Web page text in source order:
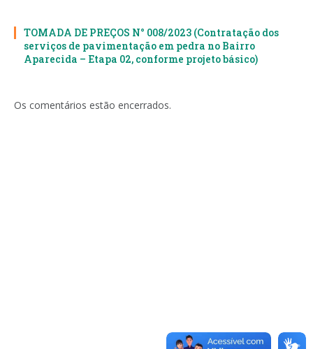
TOMADA DE PREÇOS N° 008/2023 (Contratação dos
serviços de pavimentação em pedra no Bairro
Aparecida – Etapa 02, conforme projeto básico)
Os comentários estão encerrados.